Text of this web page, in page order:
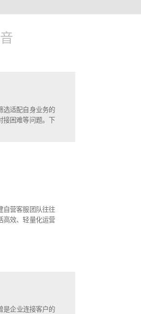
选适配自身业务的
接困难等问题。下
自营客服团队往往
高效、轻量化运营
是企业连接客户的